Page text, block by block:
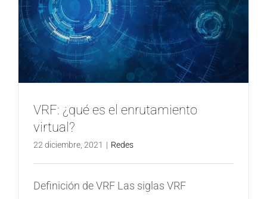
VRF: ¿qué es el enrutamiento
virtual?
22 diciembre, 2021 | Redes
Definición de VRF Las siglas VRF